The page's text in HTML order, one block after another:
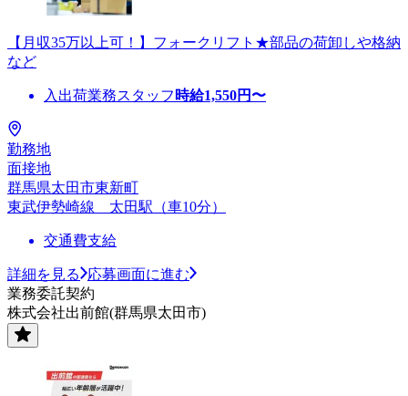
【月収35万以上可！】フォークリフト★部品の荷卸しや格納
など
入出荷業務スタッフ 時給1,550円〜
勤務地
面接地
群馬県太田市東新町
東武伊勢崎線 太田駅（車10分）
交通費支給
詳細を見る
応募画面に進む
業務委託契約
株式会社出前館(群馬県太田市)